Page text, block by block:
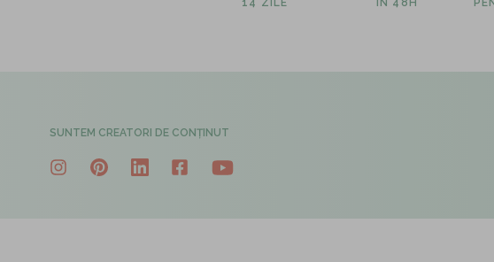
14 ZILE
ÎN 48H
SUNTEM CREATORI DE CONȚINUT